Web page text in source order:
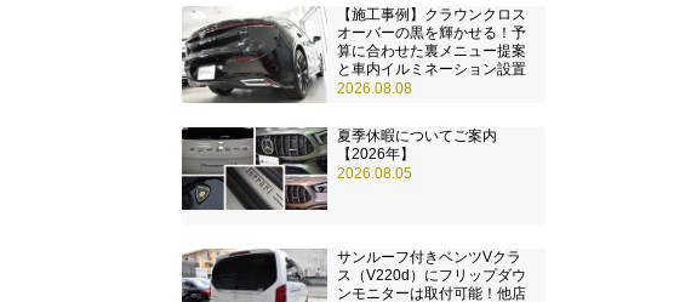
【施工事例】クラウンクロス
オーバーの黒を輝かせる！予
算に合わせた裏メニュー提案
と車内イルミネーション設置
2026.08.08
夏季休暇についてご案内
【2026年】
2026.08.05
サンルーフ付きベンツVクラ
ス（V220d）にフリップダウ
ンモニターは取付可能！他店